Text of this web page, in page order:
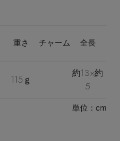
重さ チャーム 全長
115ｇ
約13×約
5
単位：cm